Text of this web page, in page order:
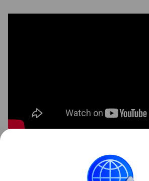
не пытался остановить расправу.
то кинул фейерверк в салон, и I-